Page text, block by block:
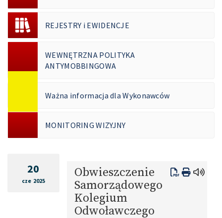
REJESTRY i EWIDENCJE
WEWNĘTRZNA POLITYKA
ANTYMOBBINGOWA
Ważna informacja dla Wykonawców
MONITORING WIZYJNY
20
cze 2025
Obwieszczenie
Samorządowego
Kolegium
Odwoławczego